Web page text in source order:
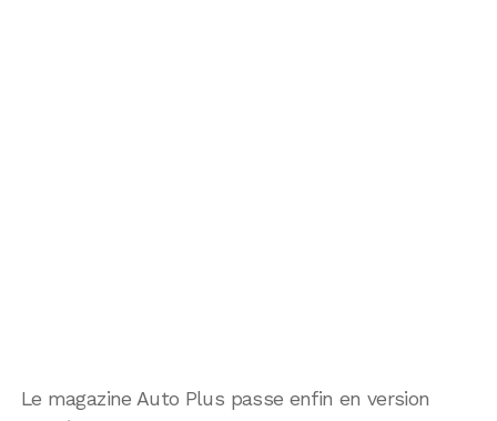
Le magazine Auto Plus passe enfin en version